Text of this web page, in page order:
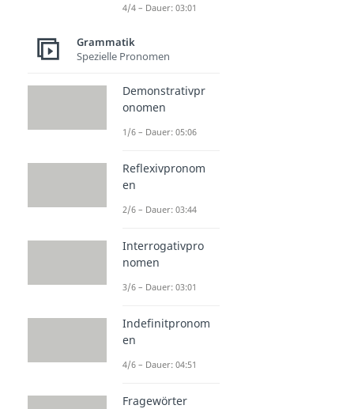
4/4 – Dauer: 03:01
Grammatik
Spezielle Pronomen
Demonstrativpr
onomen
1/6 – Dauer: 05:06
Reflexivpronom
en
2/6 – Dauer: 03:44
Interrogativpro
nomen
3/6 – Dauer: 03:01
Indefinitpronom
en
4/6 – Dauer: 04:51
Fragewörter